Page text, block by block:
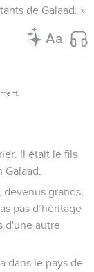
de Galaad. »
Il était le fils
grands,
pas d’héritage
d'une autre
dans le pays de